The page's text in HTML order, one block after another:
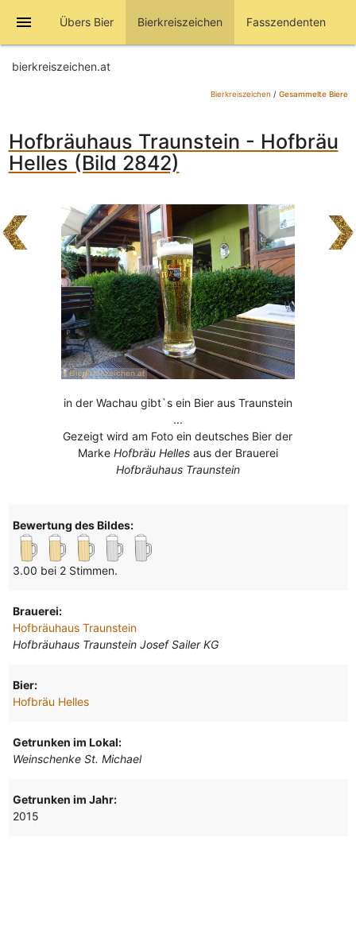
menu Übers Bier Bierkreiszeichen Fasszendenten
bierkreiszeichen.at
Bierkreiszeichen / Gesammelte Biere
Hofbräuhaus Traunstein - Hofbräu
Helles (Bild 2842)
in der Wachau gibt`s ein Bier aus Traunstein
...
Gezeigt wird am Foto ein deutsches Bier der
Marke Hofbräu Hellesaus der Brauerei
Hofbräuhaus Traunstein
Bewertung des Bildes:
3.00 bei 2 Stimmen.
Brauerei:
Hofbräuhaus Traunstein
Hofbräuhaus Traunstein Josef Sailer KG
Bier:
Hofbräu Helles
Getrunken im Lokal:
Weinschenke St. Michael
Getrunken im Jahr:
2015